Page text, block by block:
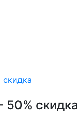
скидка
50% скидка